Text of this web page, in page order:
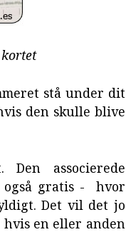
stå under dit
den skulle blive
associerede
også gratis - hvor
Det vil det jo
en eller anden